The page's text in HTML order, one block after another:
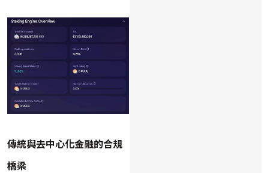
傳統與去中心化金融的合規
橋梁